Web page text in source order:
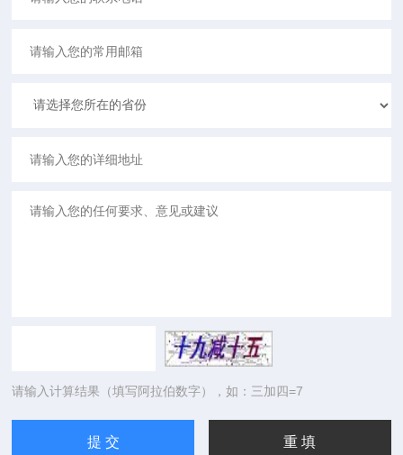
请输入计算结果（填写阿拉伯数字），如：三加四=7